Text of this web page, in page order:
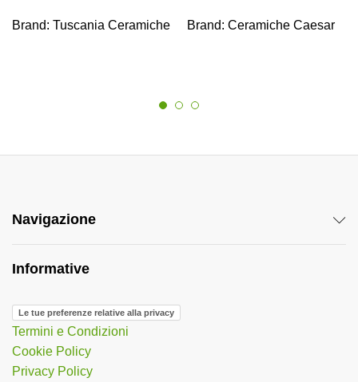
Brand: Tuscania Ceramiche Brand: Ceramiche Caesar
Navigazione
Informative
Le tue preferenze relative alla privacy
Termini e Condizioni
Cookie Policy
Privacy Policy